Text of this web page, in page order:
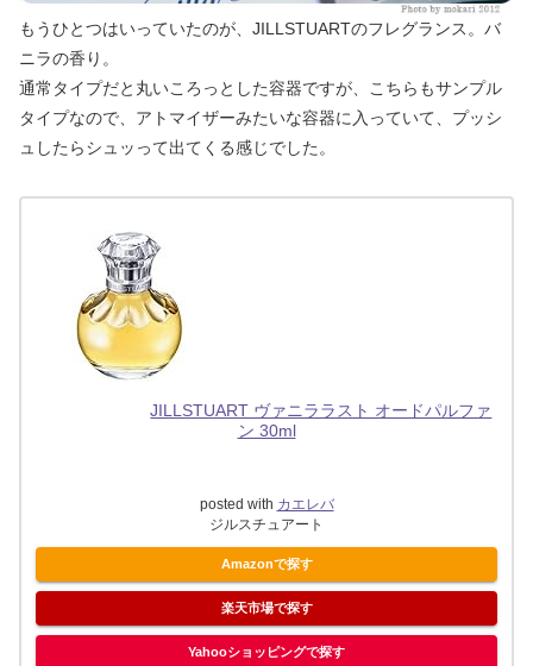
もうひとつはいっていたのが、JILLSTUARTのフレグランス。バ
ニラの香り。
通常タイプだと丸いころっとした容器ですが、こちらもサンプル
タイプなので、アトマイザーみたいな容器に入っていて、プッシ
ュしたらシュッって出てくる感じでした。
JILLSTUART ヴァニララスト オードパルファ
ン 30ml
posted with カエレバ
ジルスチュアート
Amazonで探す
楽天市場で探す
Yahooショッピングで探す